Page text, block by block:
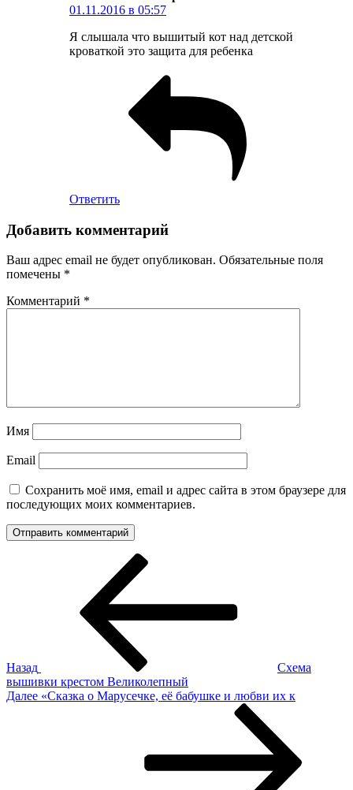
01.11.2016 в 05:57
Я слышала что вышитый кот над детской
кроваткой это защита для ребенка
Ответить
Добавить комментарий
Ваш адрес email не будет опубликован. Обязательные поля
помечены *
Комментарий *
Имя
Email
Сохранить моё имя, email и адрес сайта в этом браузере для
последующих моих комментариев.
Назад
Схема
вышивки крестом Великолепный
Следующая
Далее «Сказка о Марусечке, её бабушке и любви их к